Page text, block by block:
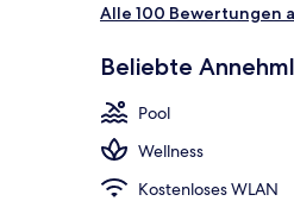
Alle 100 Bewertungen
Beliebte
Pool
Wellness
Kostenloses WLAN